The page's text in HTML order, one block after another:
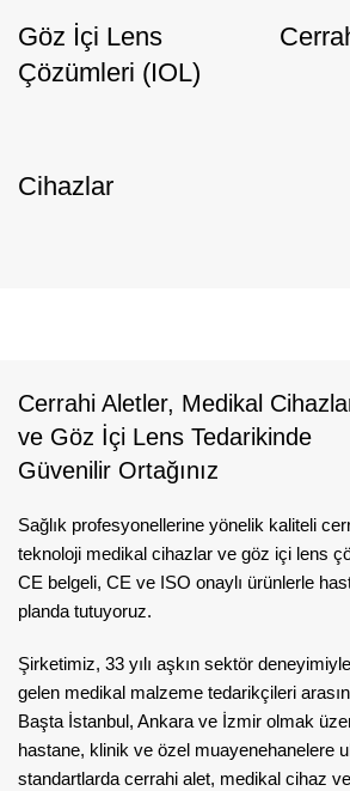
Göz İçi Lens
Çözümleri (IOL)
Cihazlar
Cerrahi Aletler, Medikal
ve Göz İçi Lens Tedarikinde
Güvenilir Ortağınız
Sağlık profesyonellerine yönelik kaliteli
teknoloji medikal cihazlar ve göz içi lens
CE belgeli, CE ve ISO onaylı ürünlerle
planda tutuyoruz.
Şirketimiz, 33 yılı aşkın sektör
gelen medikal malzeme tedarikçileri
Başta İstanbul, Ankara ve İzmir olmak
hastane, klinik ve özel muayenehanelere
standartlarda cerrahi alet, medikal cihaz